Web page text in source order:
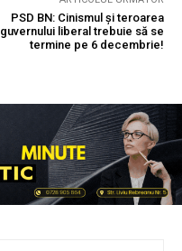
PSD BN: Cinismul și teroarea
guvernului liberal trebuie să se
termine pe 6 decembrie!